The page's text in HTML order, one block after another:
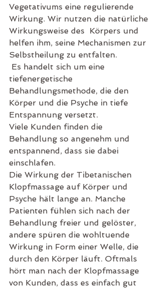
Vegetativums eine regulierende
Wirkung. Wir nutzen die natürliche
Wirkungsweise des  Körpers und
helfen ihm, seine Mechanismen zur
Selbstheilung zu entfalten.
tiefenergetische
Behandlungsmethode, die den
Körper und die Psyche in tiefe
Entspannung versetzt.
Viele Kunden finden die
Behandlung so angenehm und
entspannend, dass sie dabei
einschlafen.
Die Wirkung der Tibetanischen
Klopfmassage auf Körper und
Psyche hält lange an. Manche
Patienten fühlen sich nach der
Behandlung freier und gelöster,
andere spüren die wohltuende
Wirkung in Form einer Welle, die
durch den Körper läuft. Oftmals
hört man nach der Klopfmassage
von Kunden, dass es einfach gut